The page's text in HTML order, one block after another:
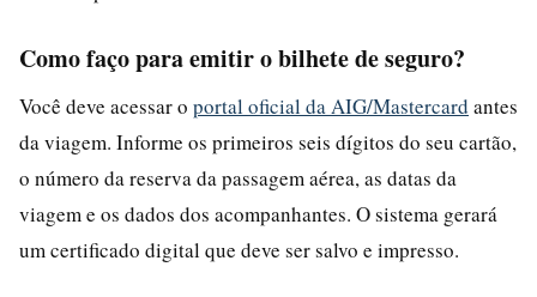
Como faço para emitir o bilhete de seguro?
Você deve acessar o portal oficial da AIG/Mastercard antes
da viagem. Informe os primeiros seis dígitos do seu cartão,
o número da reserva da passagem aérea, as datas da
viagem e os dados dos acompanhantes. O sistema gerará
um certificado digital que deve ser salvo e impresso.